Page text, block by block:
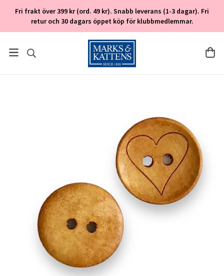
Fri frakt över 399 kr (ord. 49 kr). Snabb leverans (1-3 dagar). Fri
retur och 30 dagars öppet köp för klubbmedlemmar.